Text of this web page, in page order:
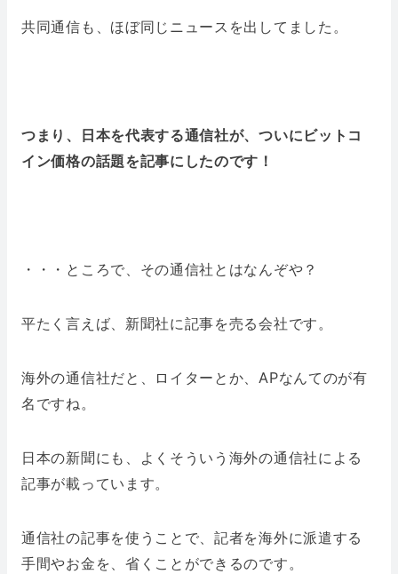
共同通信も、ほぼ同じニュースを出してました。
つまり、日本を代表する通信社が、ついにビットコ
イン価格の話題を記事にしたのです！
・・・ところで、その通信社とはなんぞや？
平たく言えば、新聞社に記事を売る会社です。
海外の通信社だと、ロイターとか、APなんてのが有
名ですね。
日本の新聞にも、よくそういう海外の通信社による
記事が載っています。
通信社の記事を使うことで、記者を海外に派遣する
手間やお金を、省くことができるのです。